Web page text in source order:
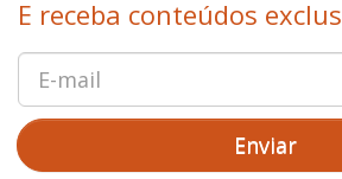
E receba conteúdos
Enviar